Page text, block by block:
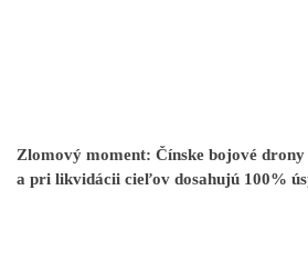
Zlomový moment: Čínske bojové
a pri likvidácii cieľov dosahujú 100%